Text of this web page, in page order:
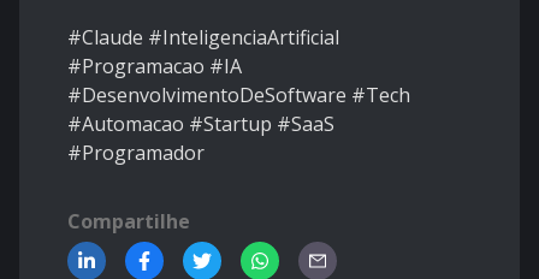
#Claude #InteligenciaArtificial
#Programacao #IA
#DesenvolvimentoDeSoftware #Tech
#Automacao #Startup #SaaS
#Programador
Compartilhe